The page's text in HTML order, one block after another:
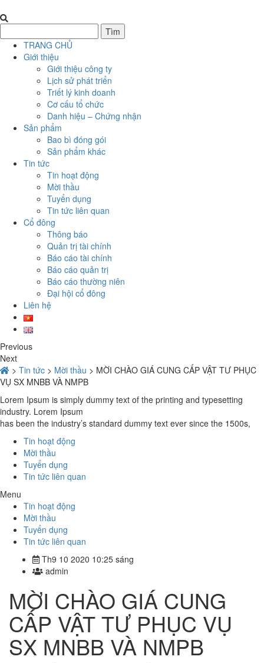
TRANG CHỦ
Giới thiệu
Giới thiệu công ty
Lịch sử phát triển
Triết lý kinh doanh
Cơ cấu tổ chức
Danh hiệu – Chứng nhận
Sản phẩm
Bao bì đóng gói
Sản phẩm khác
Tin tức
Tin hoạt động
Mời thầu
Tuyển dụng
Tin tức liên quan
Cổ đông
Thông báo
Quản trị tài chính
Báo cáo tài chính
Báo cáo quản trị
Báo cáo thường niên
Đại hội cổ đông
Liên hệ
Previous
Next
> Tin tức > Mời thầu > MỜI CHÀO GIÁ CUNG CẤP VẬT TƯ PHỤC
VỤ SX MNBB VÀ NMPB
Lorem Ipsum is simply dummy text of the printing and typesetting
industry. Lorem Ipsum
has been the industry’s standard dummy text ever since the 1500s,
Tin hoạt động
Mời thầu
Tuyển dụng
Tin tức liên quan
Menu
Tin hoạt động
Mời thầu
Tuyển dụng
Tin tức liên quan
Th9 10 2020 10:25 sáng
admin
MỜI CHÀO GIÁ CUNG
CẤP VẬT TƯ PHỤC VỤ
SX MNBB VÀ NMPB